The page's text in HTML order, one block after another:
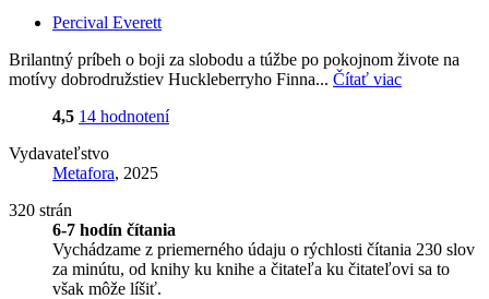
Percival Everett
Brilantný príbeh o boji za slobodu a túžbe po pokojnom živote na
motívy dobrodružstiev Huckleberryho Finna... Čítať viac
4,5 14 hodnotení
Vydavateľstvo
Metafora, 2025
320 strán
6-7 hodín čítania
Vychádzame z priemerného údaju o rýchlosti čítania 230 slov
za minútu, od knihy ku knihe a čitateľa ku čitateľovi sa to
však môže líšiť.